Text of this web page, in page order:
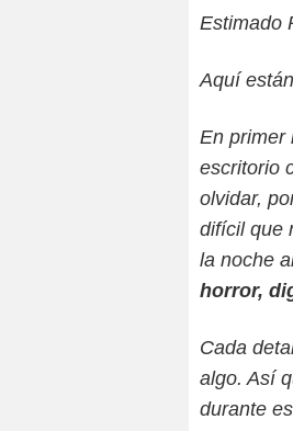
Estimado
Aquí
En primer
escritorio
olvidar,
difícil que
la noche
horror,
Cada
algo. Así
durante